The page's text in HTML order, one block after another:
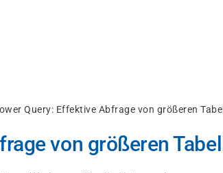
Query: Effektive Abfrage von größeren
von größeren